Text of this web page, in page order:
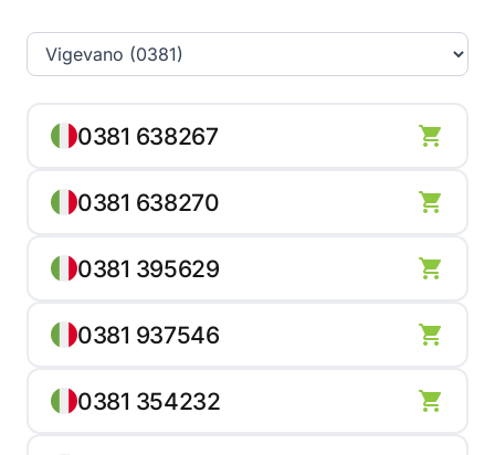
0381 638267
0381 638270
0381 395629
0381 937546
0381 354232